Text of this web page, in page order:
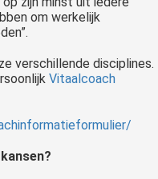
om werkelijk
verschillende disciplines.
Vitaalcoach